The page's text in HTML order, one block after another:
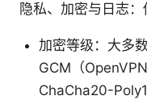
隐私、加密与日志
加密等级：大多
GCM（
ChaCha20-